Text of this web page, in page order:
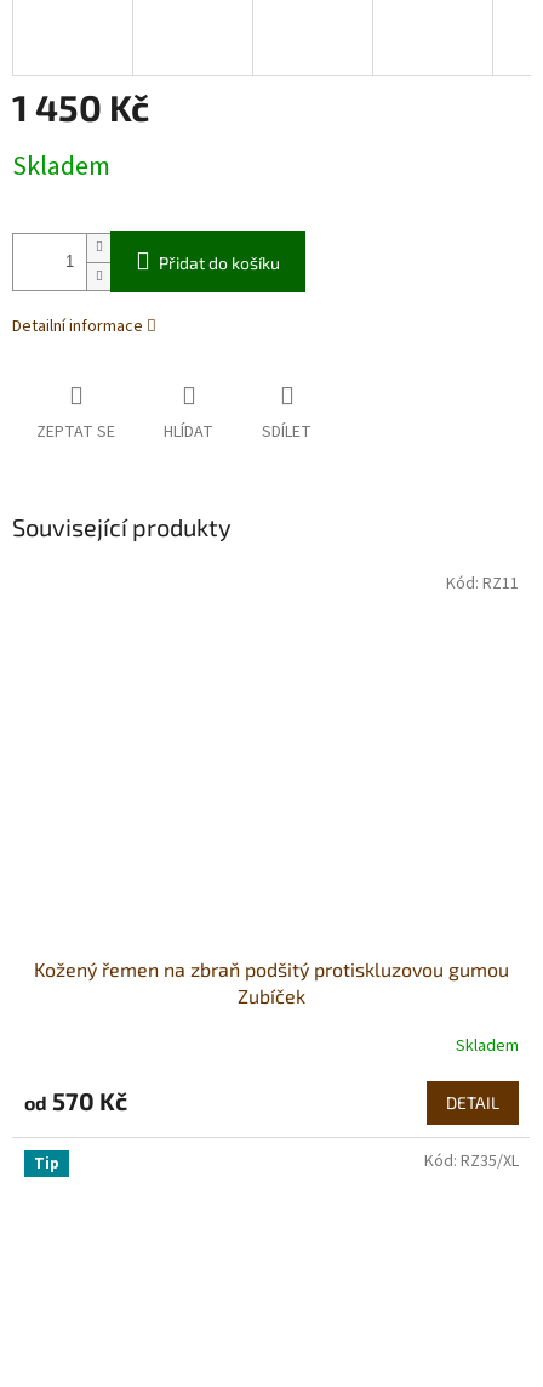
1 450 Kč
cena:
Skladem
Přidat do košíku
Detailní informace
ZEPTAT SE HLÍDAT SDÍLET
Související produkty
Kožený řemen na zbraň podšitý protiskluzovou gumou
Zubíček
Skladem
od 570 Kč DETAIL
Kód: RZ11
Tip Kód: RZ35/XL